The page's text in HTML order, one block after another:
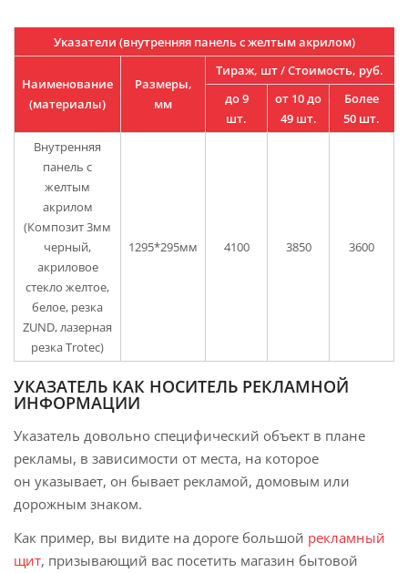
Указатели (внутренняя панель с желтым акрилом)
Наименование
(материалы)
Размеры,
мм
Тираж, шт / Стоимость, руб.
до 9
шт.
от 10 до
49 шт.
Более
50 шт.
Внутренняя
панель с
желтым
акрилом
(Композит 3мм
черный,
акриловое
стекло желтое,
белое, резка
ZUND, лазерная
резка Trotec)
1295*295мм 4100 3850 3600
УКАЗАТЕЛЬ КАК НОСИТЕЛЬ РЕКЛАМНОЙ
ИНФОРМАЦИИ
Указатель довольно специфический объект в плане
рекламы, в зависимости от места, на которое
он указывает, он бывает рекламой, домовым или
дорожным знаком.
Как пример, вы видите на дороге большой рекламный
щит, призывающий вас посетить магазин бытовой